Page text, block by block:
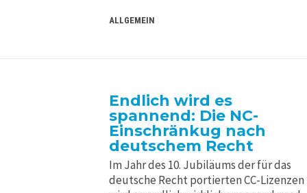
ALLGEMEIN
Endlich wird es
spannend: Die NC-
Einschränkug nach
deutschem Recht
Im Jahr des 10. Jubiläums der für das
deutsche Recht portierten CC-Lizenzen